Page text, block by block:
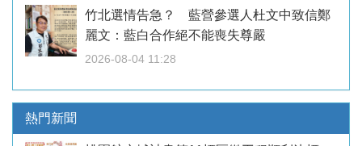
竹北選情告急？ 藍營參選人杜文中致信鄭
麗文：藍白合作絕不能喪失尊嚴
2026-08-04 11:28
熱門新聞